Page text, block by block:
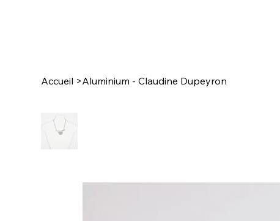
Accueil >Aluminium - Claudine Dupeyron